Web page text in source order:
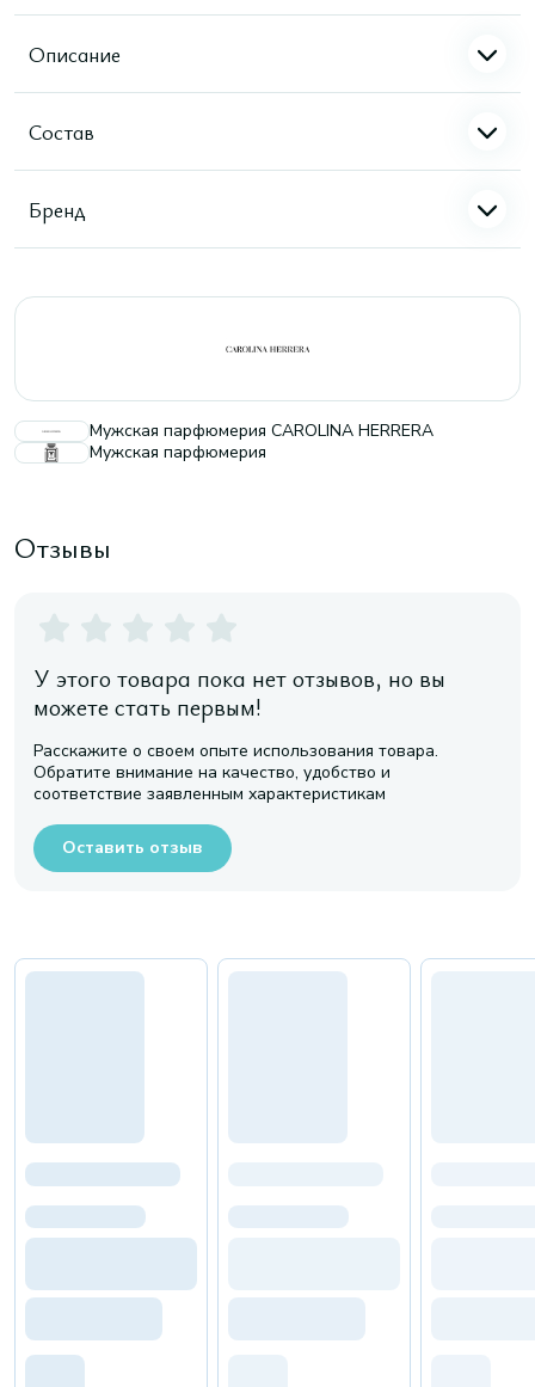
Описание
Состав
Бренд
Мужская парфюмерия CAROLINA HERRERA
Мужская парфюмерия
Отзывы
У этого товара пока нет отзывов, но вы
можете стать первым!
Расскажите о своем опыте использования товара.
Обратите внимание на качество, удобство и
соответствие заявленным характеристикам
Оставить отзыв